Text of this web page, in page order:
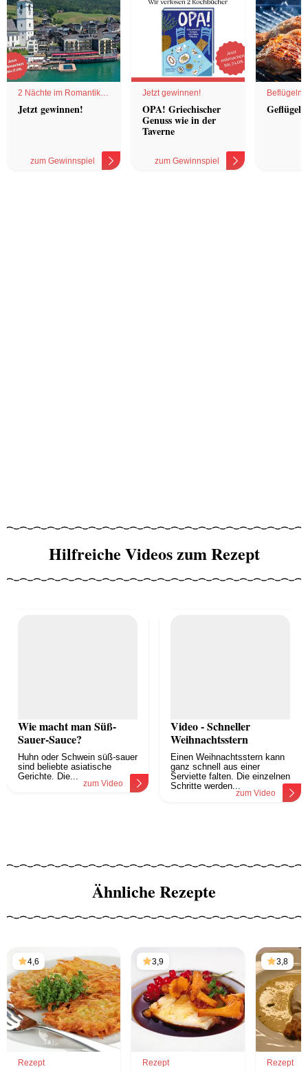
2 Nächte im Romantik
Hotel
Jetzt gewinnen!
zum Gewinnspiel
Jetzt gewinnen!
OPA! Griechischer
Genuss wie in der
Taverne
zum Gewinnspiel
Geflügel
Hilfreiche Videos zum Rezept
Wie macht man Süß-
Sauer-Sauce?
Huhn oder Schwein süß-sauer
sind beliebte asiatische
Gerichte. Die...
zum Video
Video - Schneller
Weihnachtsstern
Einen Weihnachtsstern kann
ganz schnell aus einer
Serviette falten. Die einzelnen
Schritte werden...
zum Video
Ähnliche Rezepte
4,6
Rezept
3,9
Rezept
3,8
Rezept